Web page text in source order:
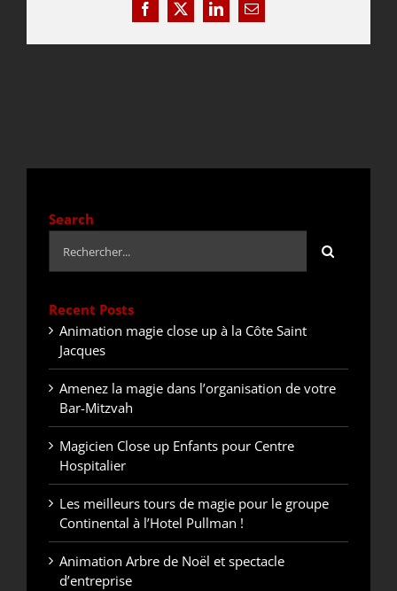
Facebook
X LinkedInEmail
Search
Recent Posts
Animation magie close up à la Côte Saint
Jacques
Amenez la magie dans l’organisation de votre
Bar-Mitzvah
Magicien Close up Enfants pour Centre
Hospitalier
Les meilleurs tours de magie pour le groupe
Continental à l’Hotel Pullman !
Animation Arbre de Noël et spectacle
d’entreprise